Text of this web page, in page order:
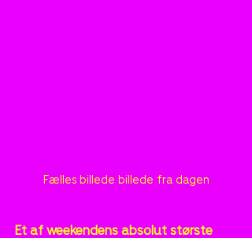
Fælles billede billede fra dagen
Et af weekendens absolut største